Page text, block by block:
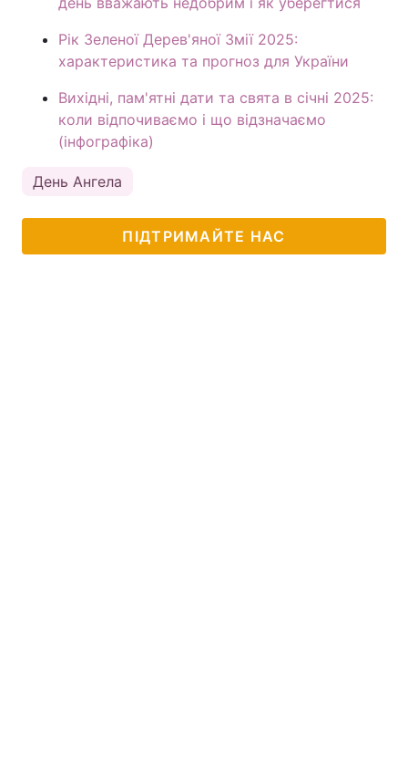
Рік Зеленої Дерев'яної Змії 2025:
характеристика та прогноз для України
Вихідні, пам'ятні дати та свята в січні 2025:
коли відпочиваємо і що відзначаємо
(інфографіка)
День Ангела
ПІДТРИМАЙТЕ НАС